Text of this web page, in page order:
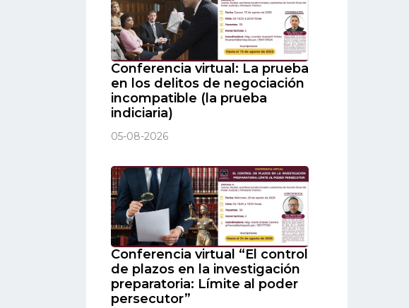
Conferencia virtual: La prueba
en los delitos de negociación
incompatible (la prueba
indiciaria)
05-08-2026
Conferencia virtual “El control
de plazos en la investigación
preparatoria: Límite al poder
persecutor”